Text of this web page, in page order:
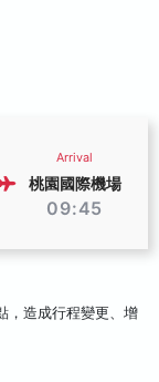
Arrival
桃園國際機場
09:45
，造成行程變更、增